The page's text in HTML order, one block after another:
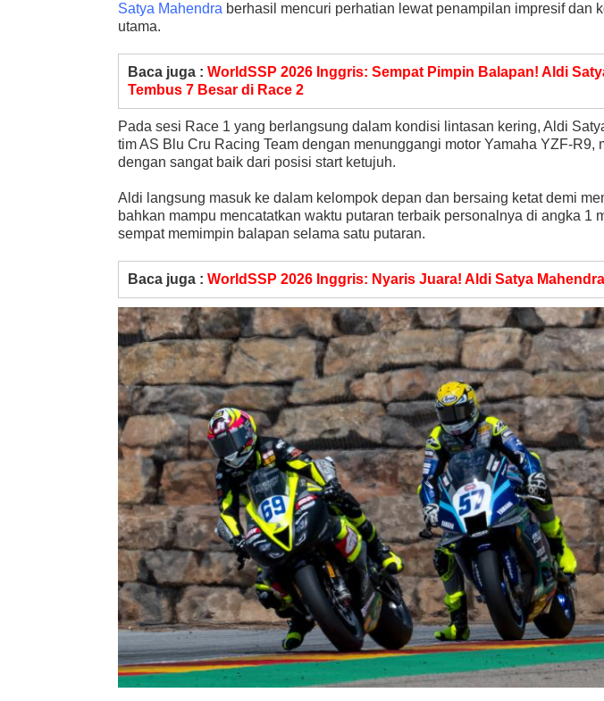
Satya Mahendra berhasil mencuri perhatian lewat penampilan impresif dan
utama.
Baca juga : WorldSSP 2026 Inggris: Sempat Pimpin Balapan! Aldi
Tembus 7 Besar di Race 2
Pada sesi Race 1 yang berlangsung dalam kondisi lintasan kering, Aldi
tim AS Blu Cru Racing Team dengan menunggangi motor Yamaha YZF-R9,
dengan sangat baik dari posisi start ketujuh.
Aldi langsung masuk ke dalam kelompok depan dan bersaing ketat demi
bahkan mampu mencatatkan waktu putaran terbaik personalnya di angka 1
sempat memimpin balapan selama satu putaran.
Baca juga : WorldSSP 2026 Inggris: Nyaris Juara! Aldi Satya